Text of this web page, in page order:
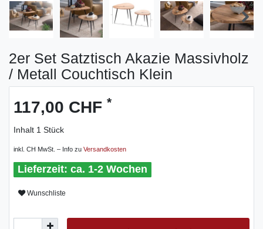
2er Set Satztisch Akazie Massivholz
/ Metall Couchtisch Klein
117,00 CHF *
Inhalt 1 Stück
inkl. CH MwSt. – Info zu Versandkosten
ca. 1-2 Wochen
Wunschliste